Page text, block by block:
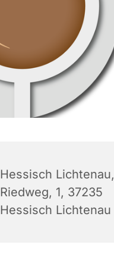
Hessisch Lichtenau,
Riedweg, 1, 37235
Hessisch Lichtenau